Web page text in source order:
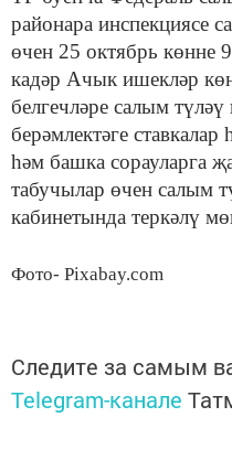
районара инспекциясе
өчен 25 октябрь көнне
кадәр Ачык ишекләр
белгечләре салым
берәмлектәге
һәм башка сорауларга
табучылар өчен салым
кабинетында теркәлү
Фото- Pixabay.com
Следите за самым
Telegram-канале